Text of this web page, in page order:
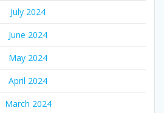
July 2024
June 2024
May 2024
April 2024
March 2024